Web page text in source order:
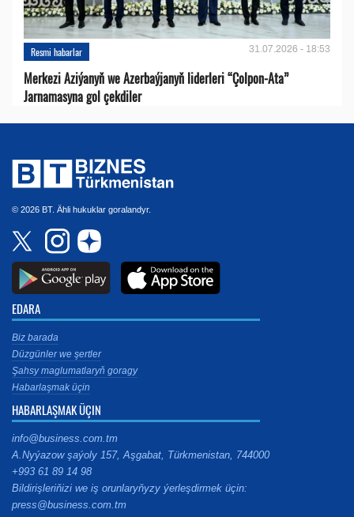
Resmi habarlar 31.07.2026 - 18:53
Merkezi Aziýanyň we Azerbaýjanyň liderleri “Çolpon-Ata”
Jarnamasyna gol çekdiler
© 2026 BT. Ähli hukuklar goralandyr.
EDARA
Biz barada
Düzgünler we şertler
Şahsy maglumatlaryň goragy
Habarlaşmak üçin
HABARLAŞMAK ÜÇIN
info@business.com.tm
A.Nyýazow şaýoly 157, Aşgabat, Türkmenistan, 744000
+993 61 89 14 98
Bildirişleriňizi we iş orunlaryňyzy ýerleşdirmek üçin:
press@business.com.tm